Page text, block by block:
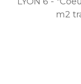
m2